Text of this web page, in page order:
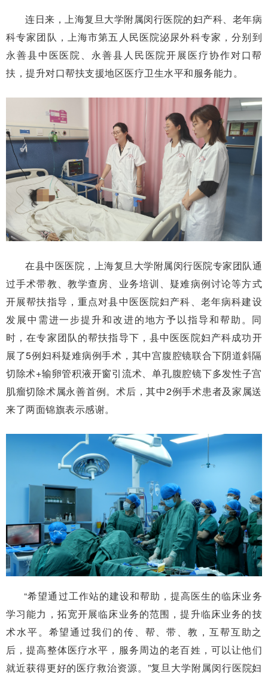
连日来，上海复旦大学附属闵行医院的妇产科、老年病
科专家团队，上海市第五人民医院泌尿外科专家，分别到
永善县中医医院、永善县人民医院开展医疗协作对口帮
扶，提升对口帮扶支援地区医疗卫生水平和服务能力。
在县中医医院，上海复旦大学附属闵行医院专家团队通
过手术带教、教学查房、业务培训、疑难病例讨论等方式
开展帮扶指导，重点对县中医医院妇产科、老年病科建设
发展中需进一步提升和改进的地方予以指导和帮助。同
时，在专家团队的帮扶指导下，县中医医院妇产科成功开
展了5例妇科疑难病例手术，其中宫腹腔镜联合下阴道斜隔
切除术+输卵管积液开窗引流术、单孔腹腔镜下多发性子宫
肌瘤切除术属永善首例。术后，其中2例手术患者及家属送
来了两面锦旗表示感谢。
“希望通过工作站的建设和帮助，提高医生的临床业务
学习能力，拓宽开展临床业务的范围，提升临床业务的技
术水平。希望通过我们的传、帮、带、教，互帮互助之
后，提高整体医疗水平，服务周边的老百姓，可以让他们
就近获得更好的医疗救治资源。”复旦大学附属闵行医院妇